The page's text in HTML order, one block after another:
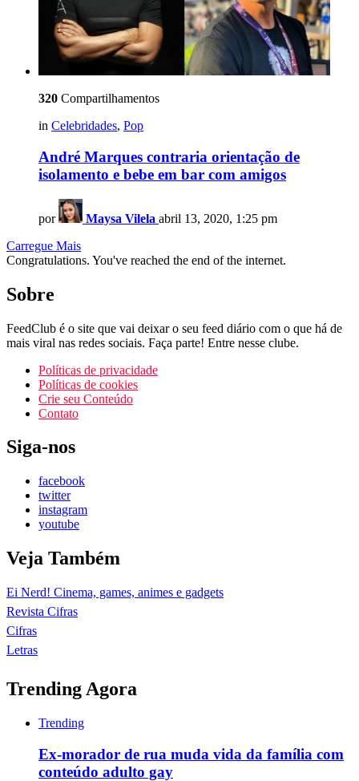
320 Compartilhamentos
in Celebridades, Pop
André Marques contraria orientação de
isolamento e bebe em bar com amigos
por Maysa Vilela abril 13, 2020, 1:25 pm
Carregue Mais
Congratulations. You've reached the end of the internet.
Sobre
FeedClub é o site que vai deixar o seu feed diário com o que há de
mais viral nas redes sociais. Faça parte! Entre nesse clube.
Políticas de privacidade
Políticas de cookies
Crie seu Conteúdo
Contato
Siga-nos
facebook
twitter
instagram
youtube
Veja Também
Ei Nerd! Cinema, games, animes e gadgets
Revista Cifras
Cifras
Letras
Trending Agora
Trending
Ex-morador de rua muda vida da família com
conteúdo adulto gay